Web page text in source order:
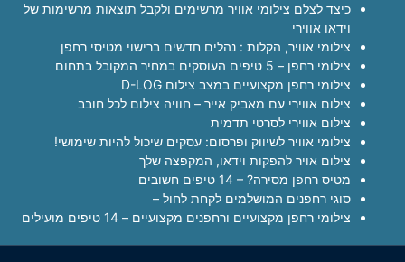
כיצד לצלם צילומי אוויר מרשימים ולקבל תוצאות מרשימות של
וידאו אווירי
צילומי אוויר, הקלות : נהלים חדשים ברישוי מטיסי רחפן
צילומי רחפן – 5 טיפים העוסקים במחיר המקובל בתחום
צילומי רחפן מקצועיים במצב צילום D-LOG
צילום אווירי עם מאביק אייר – חוויה צילום לכל חובב
צילום אווירי לסרטי תדמית
צילומי אוויר לשיווק ופרסום: עסקים שיכול להיות שימושי!
צילום אויר להפקות וידאו, המקפצה שלך
מטיס רחפן מסירה? – 14 טיפים חשובים
סוגי רחפנים המושלמים לקחת לחול –
צילומי רחפן מקצועיים ורחפנים מקצועיים – 14 טיפים מועילים